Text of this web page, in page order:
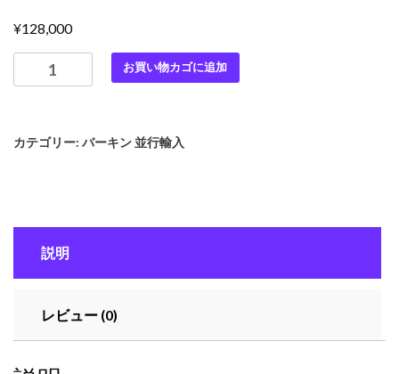
¥128,000
気
品
ス
ー
30
お買い物カゴに追加
カテゴリー: バーキン 並行輸入
説明
レビュー (0)